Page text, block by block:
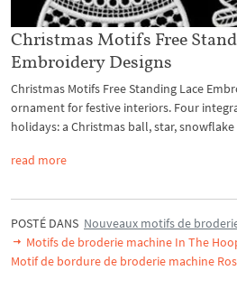
Christmas Motifs Free
Embroidery Designs
Christmas Motifs Free Standing Lace
ornament for festive interiors. Four
holidays: a Christmas ball, star, snowflake
read more
POSTÉ DANS Nouveaux motifs de
Motifs de broderie machine In The
Motif de bordure de broderie machine